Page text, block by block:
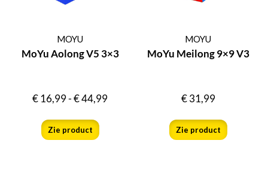
MOYU
MoYu Aolong V5 3×3
€16,99-€44,99
Zie product
MOYU
MoYu Meilong 9×9 V3
€31,99
Zie product